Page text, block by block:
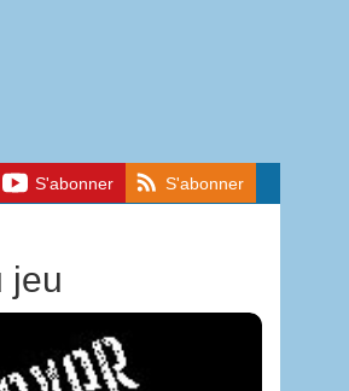
S'abonner S'abonner
jeu